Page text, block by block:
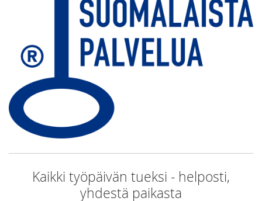
Kaikki työpäivän tueksi - helposti,
yhdestä paikasta